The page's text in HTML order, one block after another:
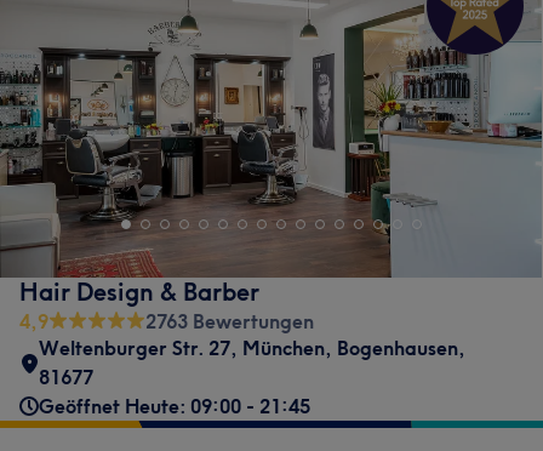
Hair Design & Barber
4,9
2763 Bewertungen
Weltenburger Str. 27, München, Bogenhausen,
81677
Geöffnet Heute: 09:00 - 21:45